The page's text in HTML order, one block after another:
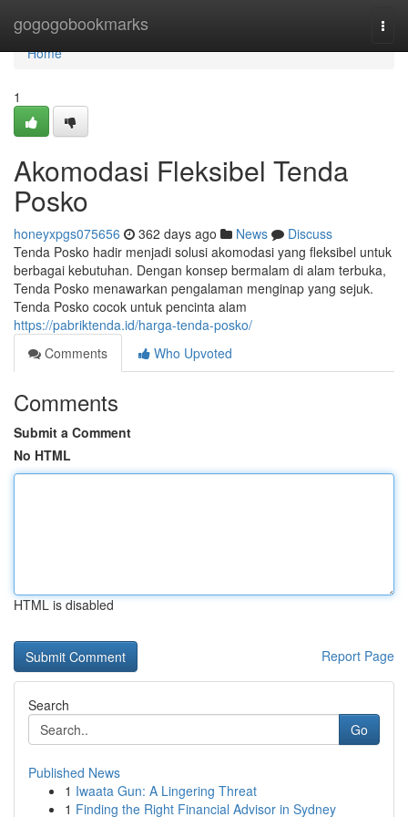
gogogobookmarks
Home
Home
1
Akomodasi Fleksibel Tenda
Posko
honeyxpgs075656 362 days ago News
Discuss
Tenda Posko hadir menjadi solusi akomodasi yang fleksibel untuk
berbagai kebutuhan. Dengan konsep bermalam di alam terbuka,
Tenda Posko menawarkan pengalaman menginap yang sejuk.
Tenda Posko cocok untuk pencinta alam
https://pabriktenda.id/harga-tenda-posko/
Comments
Who Upvoted
Comments
Submit a Comment
No HTML
HTML is disabled
Report Page
Search
Go
Published News
1 Iwaata Gun: A Lingering Threat
1 Finding the Right Financial Advisor in Sydney